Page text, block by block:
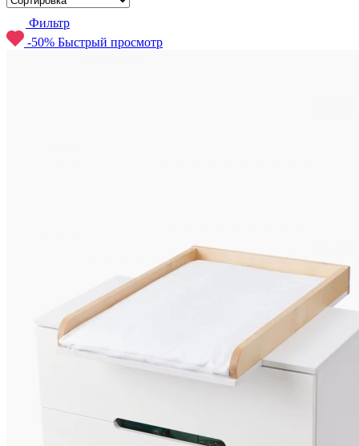
Фильтр
-50% Быстрый просмотр